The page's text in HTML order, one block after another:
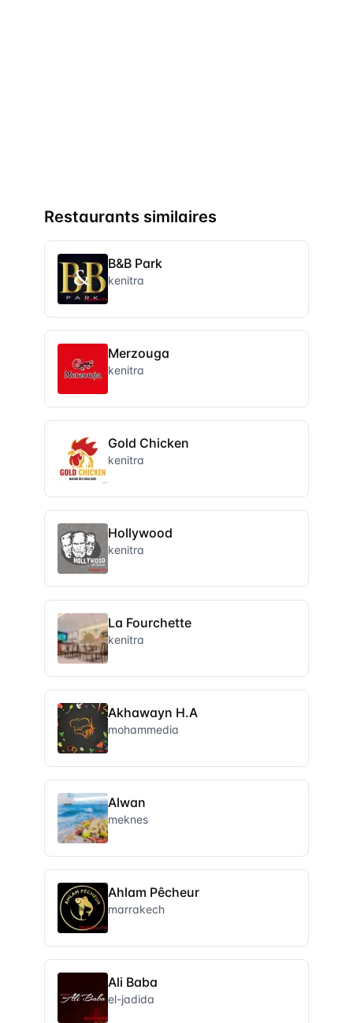
Restaurants similaires
B&B Park
kenitra
Merzouga
kenitra
Gold Chicken
kenitra
Hollywood
kenitra
La Fourchette
kenitra
Akhawayn H.A
mohammedia
Alwan
meknes
Ahlam Pêcheur
marrakech
Ali Baba
el-jadida